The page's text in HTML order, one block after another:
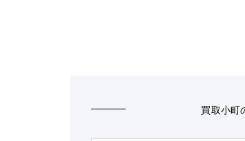
買取小町